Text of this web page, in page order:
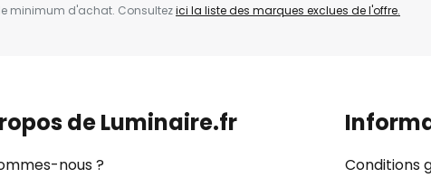
minimum d'achat. Consultezici la liste des marques exclues de l'offre.
de Luminaire.fr
nous ?
Conditions